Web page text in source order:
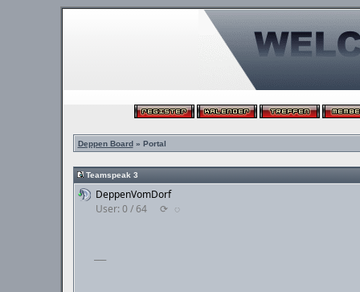
Deppen Board» Portal
Teamspeak 3
DeppenVomDorf
User: 0 / 64
⟳ ◌